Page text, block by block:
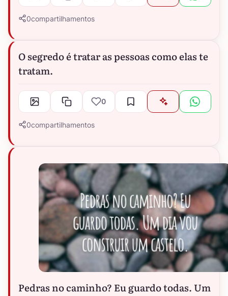
0compartilhamentos
O segredo é tratar as pessoas como elas te
tratam.
0
0compartilhamentos
Pedras no caminho? Eu guardo todas. Um